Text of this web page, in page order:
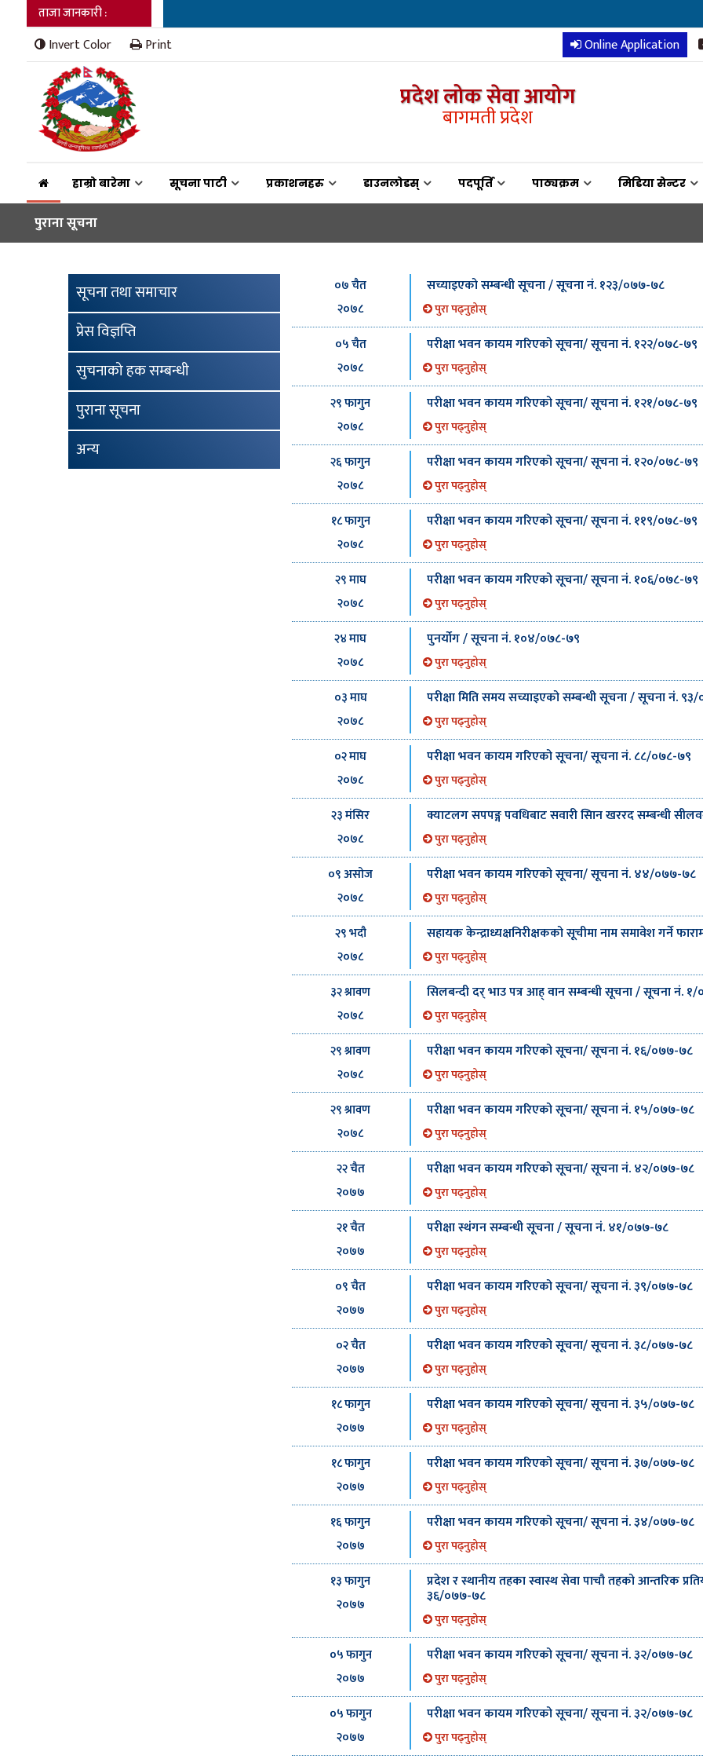
ताजा जानकारी :
Invert Color Print Online Application
प्रदेश लोक सेवा आयोग
बागमती प्रदेश
हाम्रो बारेमा सूचना पाटी प्रकाशनहरु डाउनलोडस् पदपूर्ति पाठ्यक्रम मिडिया सेन्टर
पुराना सूचना
सूचना तथा समाचार
प्रेस विज्ञप्ति
सुचनाको हक सम्बन्धी
पुराना सूचना
अन्य
०७ चैत
२०७८
सच्याइएको सम्बन्धी सूचना / सूचना नं. १२३/०७७-७८
पुरा पढ्नुहोस्
०५ चैत
२०७८
परीक्षा भवन कायम गरिएको सूचना/ सूचना नं. १२२/०७८-७९
पुरा पढ्नुहोस्
२९ फागुन
२०७८
परीक्षा भवन कायम गरिएको सूचना/ सूचना नं. १२१/०७८-७९
पुरा पढ्नुहोस्
२६ फागुन
२०७८
परीक्षा भवन कायम गरिएको सूचना/ सूचना नं. १२०/०७८-७९
पुरा पढ्नुहोस्
१८ फागुन
२०७८
परीक्षा भवन कायम गरिएको सूचना/ सूचना नं. ११९/०७८-७९
पुरा पढ्नुहोस्
२९ माघ
२०७८
परीक्षा भवन कायम गरिएको सूचना/ सूचना नं. १०६/०७८-७९
पुरा पढ्नुहोस्
२४ माघ
२०७८
पुनर्योग / सूचना नं. १०४/०७८-७९
पुरा पढ्नुहोस्
०३ माघ
२०७८
परीक्षा मिति समय सच्याइएको सम्बन्धी सूचना / सूचना नं.
पुरा पढ्नुहोस्
०२ माघ
२०७८
परीक्षा भवन कायम गरिएको सूचना/ सूचना नं. ८८/०७८-७९
पुरा पढ्नुहोस्
२३ मंसिर
२०७८
क्याटलग सपपङ्ग पवधिबाट सवारी सािन खररद सम्बन्धी
पुरा पढ्नुहोस्
०९ असोज
२०७८
परीक्षा भवन कायम गरिएको सूचना/ सूचना नं. ४४/०७७-७८
पुरा पढ्नुहोस्
२९ भदौ
२०७८
सहायक केन्द्राध्यक्षनिरीक्षकको सूचीमा नाम समावेश गर्ने
पुरा पढ्नुहोस्
३२ श्रावण
२०७८
सिलबन्दी दर् भाउ पत्र आह् वान सम्बन्धी सूचना / सूचना नं.
पुरा पढ्नुहोस्
२९ श्रावण
२०७८
परीक्षा भवन कायम गरिएको सूचना/ सूचना नं. १६/०७७-७८
पुरा पढ्नुहोस्
२९ श्रावण
२०७८
परीक्षा भवन कायम गरिएको सूचना/ सूचना नं. १५/०७७-७८
पुरा पढ्नुहोस्
२२ चैत
२०७७
परीक्षा भवन कायम गरिएको सूचना/ सूचना नं. ४२/०७७-७८
पुरा पढ्नुहोस्
२१ चैत
२०७७
परीक्षा स्थंगन सम्बन्धी सूचना / सूचना नं. ४१/०७७-७८
पुरा पढ्नुहोस्
०९ चैत
२०७७
परीक्षा भवन कायम गरिएको सूचना/ सूचना नं. ३९/०७७-७८
पुरा पढ्नुहोस्
०२ चैत
२०७७
परीक्षा भवन कायम गरिएको सूचना/ सूचना नं. ३८/०७७-७८
पुरा पढ्नुहोस्
१८ फागुन
२०७७
परीक्षा भवन कायम गरिएको सूचना/ सूचना नं. ३५/०७७-७८
पुरा पढ्नुहोस्
१८ फागुन
२०७७
परीक्षा भवन कायम गरिएको सूचना/ सूचना नं. ३७/०७७-७८
पुरा पढ्नुहोस्
१६ फागुन
२०७७
परीक्षा भवन कायम गरिएको सूचना/ सूचना नं. ३४/०७७-७८
पुरा पढ्नुहोस्
१३ फागुन
२०७७
प्रदेश र स्थानीय तहका स्वास्थ सेवा पाचौ तहको आन्तरिक
३६/०७७-७८
पुरा पढ्नुहोस्
०५ फागुन
२०७७
परीक्षा भवन कायम गरिएको सूचना/ सूचना नं. ३२/०७७-७८
पुरा पढ्नुहोस्
०५ फागुन
२०७७
परीक्षा भवन कायम गरिएको सूचना/ सूचना नं. ३२/०७७-७८
पुरा पढ्नुहोस्